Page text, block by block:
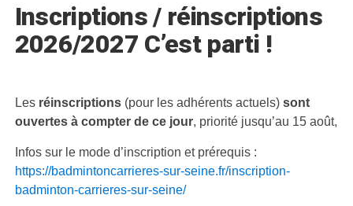
Inscriptions / réinscriptions
2026/2027 C’est parti !
Les réinscriptions(pour les adhérents actuels) sont
ouvertes à compter de ce jour, priorité jusqu’au 15 août,
Infos sur le mode d’inscription et prérequis :
https://badmintoncarrieres-sur-seine.fr/inscription-
badminton-carrieres-sur-seine/